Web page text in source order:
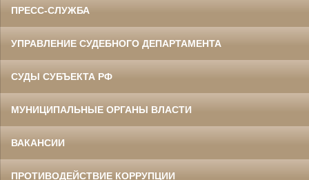
ПРЕСС-СЛУЖБА
УПРАВЛЕНИЕ СУДЕБНОГО ДЕПАРТАМЕНТА
СУДЫ СУБЪЕКТА РФ
МУНИЦИПАЛЬНЫЕ ОРГАНЫ ВЛАСТИ
ВАКАНСИИ
ПРОТИВОДЕЙСТВИЕ КОРРУПЦИИ